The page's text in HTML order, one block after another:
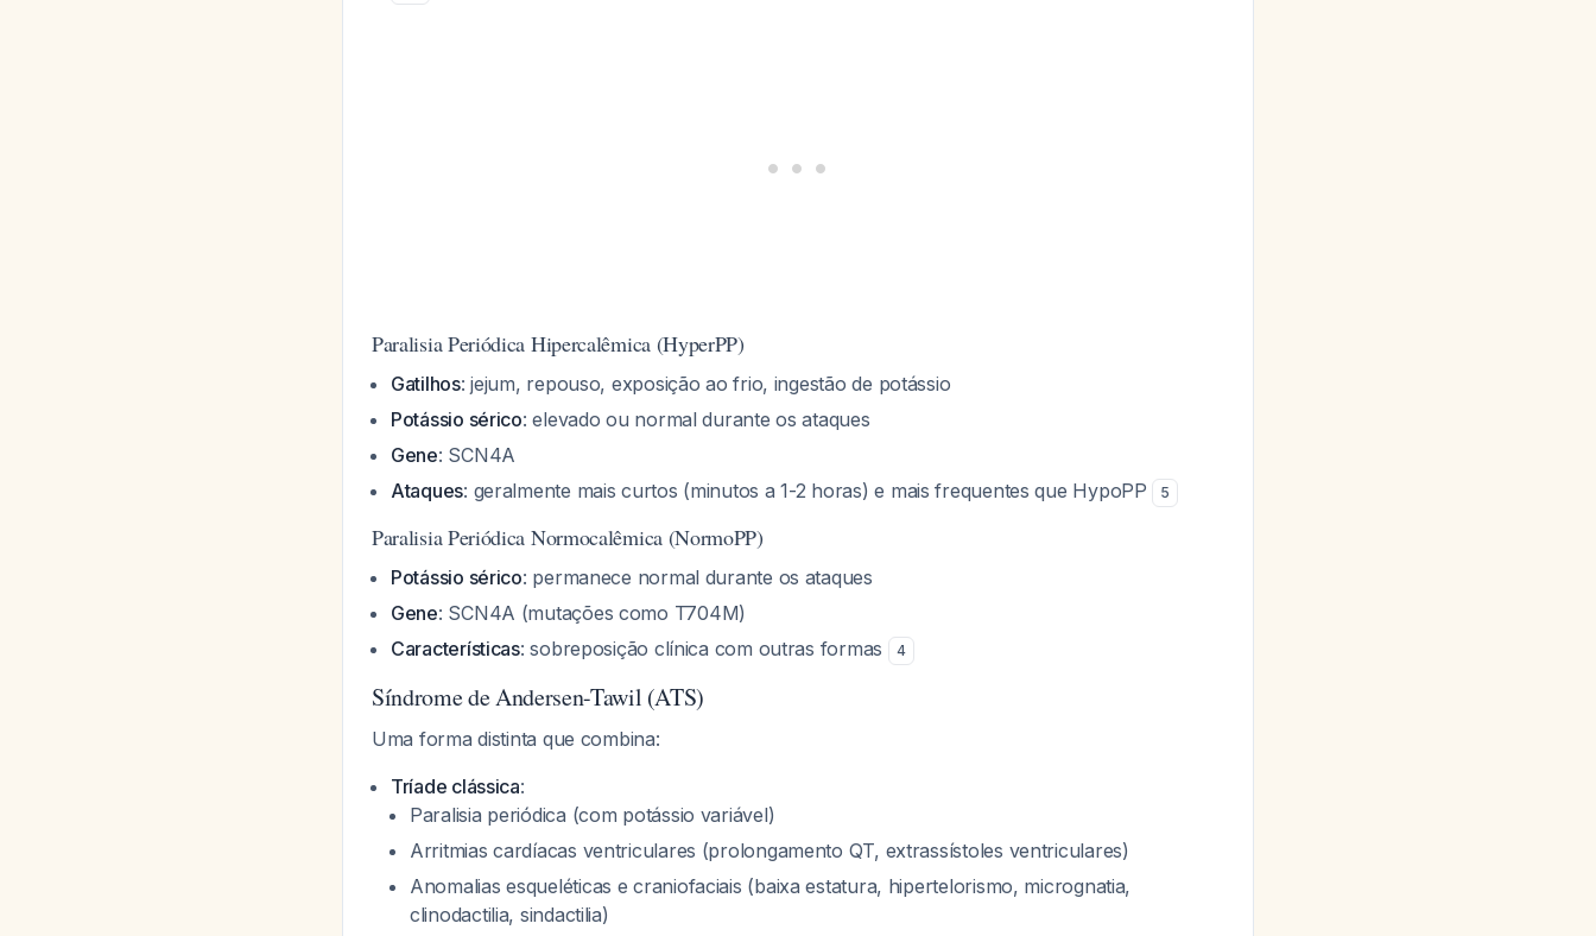
Paralisia Periódica Hipercalêmica (HyperPP)
Gatilhos: jejum, repouso, exposição ao frio, ingestão de potássio
Potássio sérico: elevado ou normal durante os ataques
Gene: SCN4A
Ataques: geralmente mais curtos (minutos a 1-2 horas) e mais frequentes que HypoPP 5
Paralisia Periódica Normocalêmica (NormoPP)
Potássio sérico: permanece normal durante os ataques
Gene: SCN4A (mutações como T704M)
Características: sobreposição clínica com outras formas 4
Síndrome de Andersen-Tawil (ATS)
Uma forma distinta que combina:
Tríade clássica:
Paralisia periódica (com potássio variável)
Arritmias cardíacas ventriculares (prolongamento QT, extrassístoles ventriculares)
Anomalias esqueléticas e craniofaciais (baixa estatura, hipertelorismo, micrognatia,
clinodactilia, sindactilia)